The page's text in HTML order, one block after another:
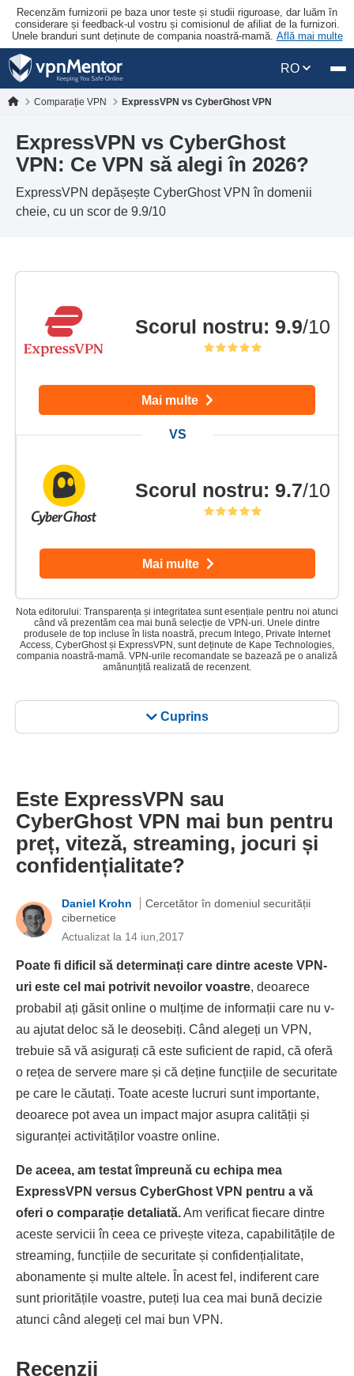
Recenzăm furnizorii pe baza unor teste și studii riguroase, dar luăm în
considerare și feedback-ul vostru și comisionul de afiliat de la furnizori.
Unele branduri sunt deținute de compania noastră-mamă. Află mai multe
RO
Comparație VPN ExpressVPN vs CyberGhost VPN
ExpressVPN vs CyberGhost
VPN: Ce VPN să alegi în 2026?
ExpressVPN depășește CyberGhost VPN în domenii
cheie, cu un scor de 9.9/10
Cuprins
Scorul nostru: 9.9/10
Mai multe
Scorul nostru: 9.7/10
Mai multe
Nota editorului: Transparența și integritatea sunt esențiale pentru noi atunci
când vă prezentăm cea mai bună selecție de VPN-uri. Unele dintre
produsele de top incluse în lista noastră, precum Intego, Private Internet
Access, CyberGhost și ExpressVPN, sunt deținute de Kape Technologies,
compania noastră-mamă. VPN-urile recomandate se bazează pe o analiză
amănunțită realizată de recenzent.
Este ExpressVPN sau
CyberGhost VPN mai bun pentru
preț, viteză, streaming, jocuri și
confidențialitate?
Daniel Krohn
Cercetător în domeniul securității
cibernetice
Actualizat la 14 iun,2017
Poate fi dificil să determinați care dintre aceste VPN-
uri este cel mai potrivit nevoilor voastre, deoarece
probabil ați găsit online o mulțime de informații care nu v-
au ajutat deloc să le deosebiți. Când alegeți un VPN,
trebuie să vă asigurați că este suficient de rapid, că oferă
o rețea de servere mare și că deține funcțiile de securitate
pe care le căutați. Toate aceste lucruri sunt importante,
deoarece pot avea un impact major asupra calității și
siguranței activităților voastre online.
De aceea, am testat împreună cu echipa mea
ExpressVPN versus CyberGhost VPN pentru a vă
oferi o comparație detaliată.Am verificat fiecare dintre
aceste servicii în ceea ce privește viteza, capabilitățile de
streaming, funcțiile de securitate și confidențialitate,
abonamente și multe altele. În acest fel, indiferent care
sunt prioritățile voastre, puteți lua cea mai bună decizie
atunci când alegeți cel mai bun VPN.
Recenzii